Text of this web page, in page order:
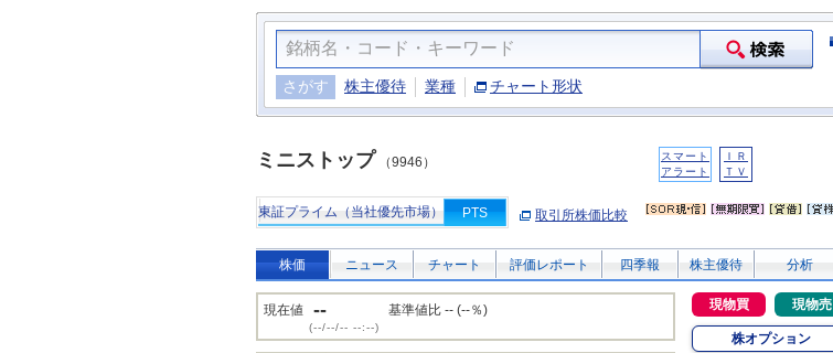
さがす 株主優待 業種 チャート形状
ミニストップ （9946）
スマート
アラート
ＩＲ
ＴＶ
東証プライム（当社優先市場） PTS 取引所株価比較
株価 ニュース チャート 評価レポート 四季報 株主優待 分析
現在値 --
(--/--/-- --:--)
基準値比 -- (--％) 現物買 現物売
株オプション